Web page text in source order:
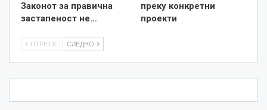
Законот за правична
застапеност не…
преку конкретни
проекти
ПТРЕТХ СЛЕДНО